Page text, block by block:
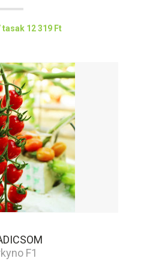
tasak 12 319 Ft
F1